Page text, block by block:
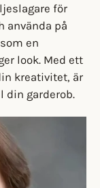
för
använda på
en
look. Med ett
kreativitet, är
garderob.